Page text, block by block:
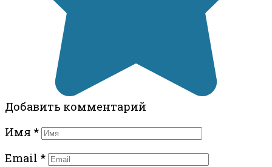
Добавить комментарий
Имя *
Email *